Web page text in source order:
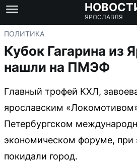
ЯРОСЛАВЛЯ
ПОЛИТИКА
Кубок Гагарина из
нашли на ПМЭФ
Главный трофей КХЛ,
ярославским
Петербургском
экономическом форуме, при
покидали город.